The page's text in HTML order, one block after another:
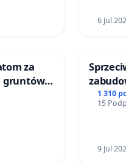
6 Jul
za
gruntów
1 310
15
9 Jul